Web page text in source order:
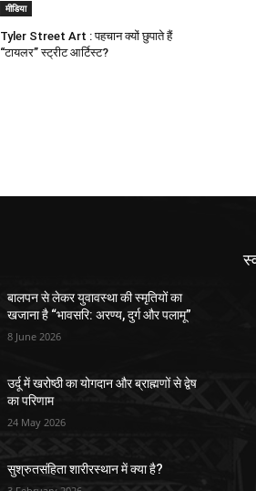
मीडिया
Tyler Street Art : पहचान क्यों छुपाते हैं
“टायलर” स्ट्रीट आर्टिस्ट?
बालपन से लेकर युवावस्था की स्मृतियों का
खजाना है “भावसरि: अरण्य, दुर्ग और पलामू”
8 June 2026
उर्दू में खरोष्ठी का योगदान और ब्राह्मणों से द्वेष
का परिणाम
24 May 2026
सुश्रुतसंहिता शारीरस्थान में क्या है?